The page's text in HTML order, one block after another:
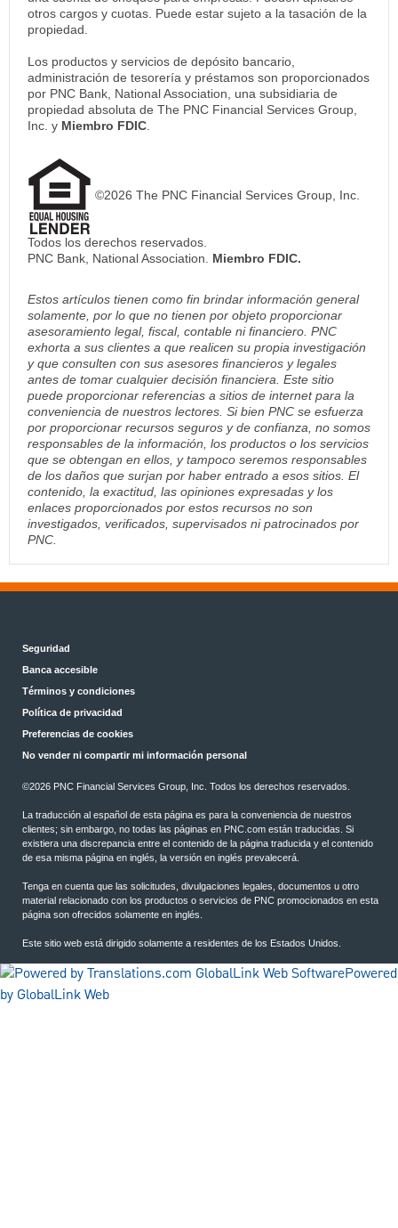
otros cargos y cuotas. Puede estar sujeto a la tasación de la
propiedad.
Los productos y servicios de depósito bancario,
administración de tesorería y préstamos son proporcionados
por PNC Bank, National Association, una subsidiaria de
propiedad absoluta de The PNC Financial Services Group,
Inc. y Miembro FDIC.
©2026 The PNC Financial Services Group, Inc.
Todos los derechos reservados.
PNC Bank, National Association. Miembro FDIC.
Estos artículos tienen como fin brindar información general
solamente, por lo que no tienen por objeto proporcionar
asesoramiento legal, fiscal, contable ni financiero. PNC
exhorta a sus clientes a que realicen su propia investigación
y que consulten con sus asesores financieros y legales
antes de tomar cualquier decisión financiera. Este sitio
puede proporcionar referencias a sitios de internet para la
conveniencia de nuestros lectores. Si bien PNC se esfuerza
por proporcionar recursos seguros y de confianza, no somos
responsables de la información, los productos o los servicios
que se obtengan en ellos, y tampoco seremos responsables
de los daños que surjan por haber entrado a esos sitios. El
contenido, la exactitud, las opiniones expresadas y los
enlaces proporcionados por estos recursos no son
investigados, verificados, supervisados ni patrocinados por
PNC.
Seguridad
Banca accesible
Términos y condiciones
Política de privacidad
Preferencias de cookies
No vender ni compartir mi información personal
©2026 PNC Financial Services Group, Inc. Todos los derechos reservados.
La traducción al español de esta página es para la conveniencia de nuestros
clientes; sin embargo, no todas las páginas en PNC.com están traducidas. Si
existiera una discrepancia entre el contenido de la página traducida y el contenido
de esa misma página en inglés, la versión en inglés prevalecerá.
Tenga en cuenta que las solicitudes, divulgaciones legales, documentos u otro
material relacionado con los productos o servicios de PNC promocionados en esta
página son ofrecidos solamente en inglés.
Este sitio web está dirigido solamente a residentes de los Estados Unidos.
Powered
by GlobalLink Web